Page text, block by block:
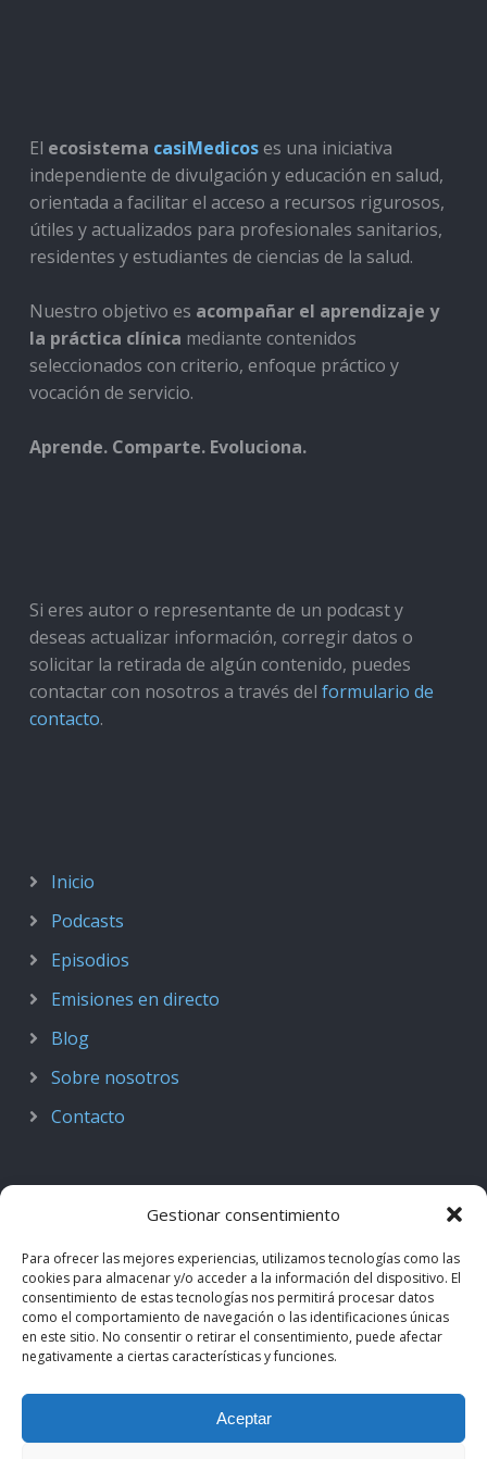
Gestionar consentimiento
Para ofrecer las mejores experiencias, utilizamos tecnologías como las
cookies para almacenar y/o acceder a la información del dispositivo. El
consentimiento de estas tecnologías nos permitirá procesar datos
como el comportamiento de navegación o las identificaciones únicas
en este sitio. No consentir o retirar el consentimiento, puede afectar
negativamente a ciertas características y funciones.
Aceptar
El ecosistema casiMedicoses una iniciativa
independiente de divulgación y educación en salud,
orientada a facilitar el acceso a recursos rigurosos,
útiles y actualizados para profesionales sanitarios,
residentes y estudiantes de ciencias de la salud.
Nuestro objetivo es acompañar el aprendizaje y
la práctica clínica mediante contenidos
seleccionados con criterio, enfoque práctico y
vocación de servicio.
Aprende. Comparte. Evoluciona.
Si eres autor o representante de un podcast y
deseas actualizar información, corregir datos o
solicitar la retirada de algún contenido, puedes
contactar con nosotros a través del formulario de
contacto.
Inicio
Podcasts
Episodios
Emisiones en directo
Blog
Sobre nosotros
Contacto
Podcast de Medicina · by casiMedicos
Radio casiMedicos